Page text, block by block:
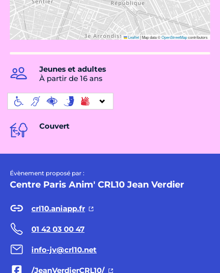
Leaflet|Map data ©OpenStreetMapcontributors
Jeunes et adultes
À partir de 16 ans
Couvert
Évènement proposé par :
Centre Paris Anim' CRL10 Jean Verdier
crl10.aniapp.fr
01 42 03 00 47
info-jv@crl10.net
/JeanVerdierCRL10/